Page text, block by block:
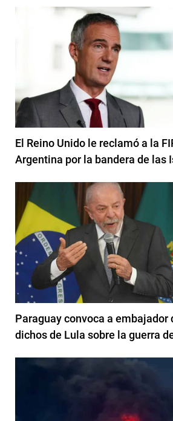
El Reino Unido le reclamó a la
Argentina por la bandera de las
Paraguay convoca a embajador
dichos de Lula sobre la guerra